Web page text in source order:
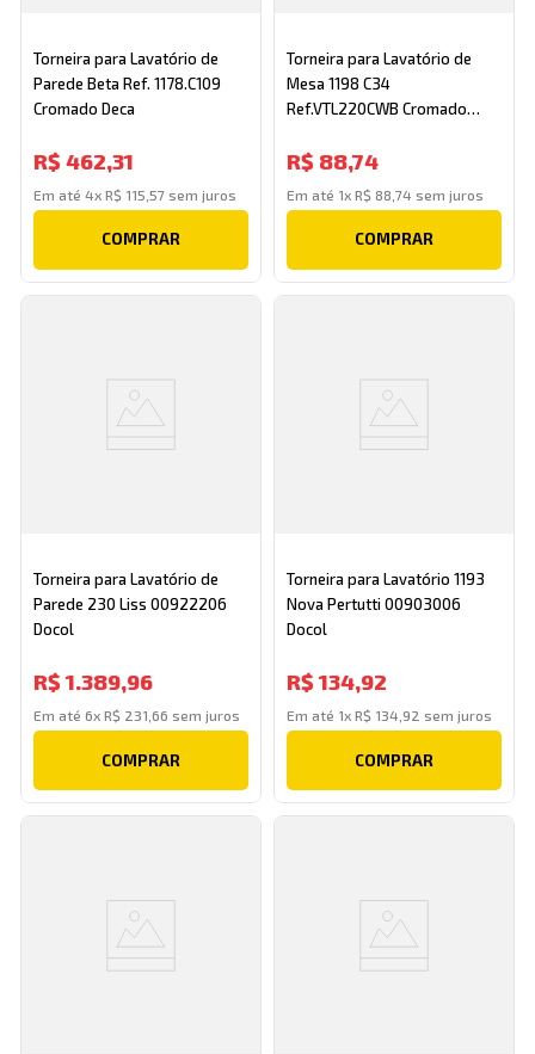
Torneira para Lavatório de
Parede Beta Ref. 1178.C109
Cromado Deca
R$ 462,31
Em até4xR$ 115 ,57 sem juros
COMPRAR
Torneira para Lavatório de
Mesa 1198 C34
Ref.VTL220CWB Cromado
R$ 88,74
Em até 1x R$ 88 74 sem juros
COMPRAR
Torneira para Lavatório de
Parede 230 Liss 00922206
Docol
R$ 1.389,96
Em até6xR$ 231 ,66 sem juros
COMPRAR
Torneira para Lavatório 1193
Nova Pertutti 00903006
Docol
R$ 134,92
Em até 1x R$ 134 92 sem juros
COMPRAR